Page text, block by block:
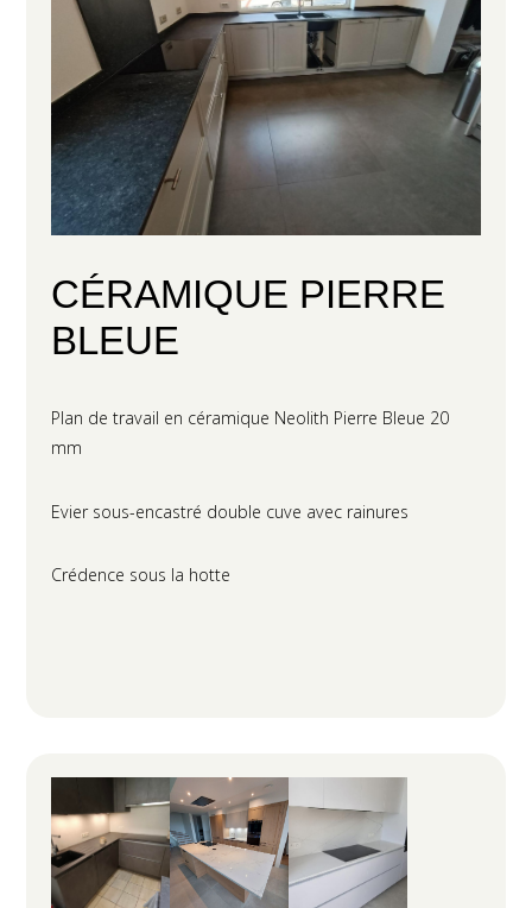
CÉRAMIQUE PIERRE
BLEUE
Plan de travail en céramique Neolith Pierre Bleue 20
mm
Evier sous-encastré double cuve avec rainures
Crédence sous la hotte